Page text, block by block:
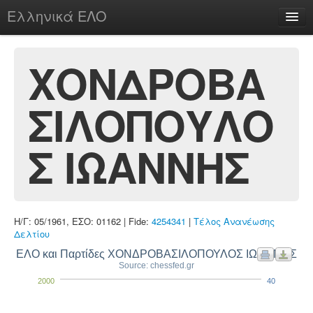
Ελληνικά ΕΛΟ
chesstu.be @ discord
Login
ΧΟΝΔΡΟΒΑ
ΣΙΛΟΠΟΥΛΟ
Σ ΙΩΑΝΝΗΣ
Η/Γ: 05/1961, ΕΣΟ: 01162 | Fide: 4254341 | Τέλος Ανανέωσης
Δελτίου
ΕΛΟ και Παρτίδες ΧΟΝΔΡΟΒΑΣΙΛΟΠΟΥΛΟΣ ΙΩΑΝΝΗΣ
Source: chessfed.gr
2000 40